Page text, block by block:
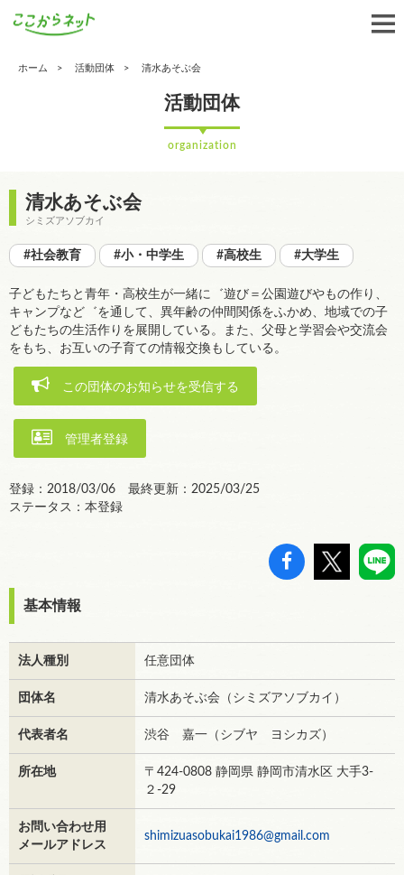
ホーム 活動団体 清水あそぶ会
活動団体
organization
清水あそぶ会
シミズアソブカイ
#社会教育 #小・中学生 #高校生 #大学生
子どもたちと青年・高校生が一緒に゛遊び＝公園遊びやもの作り、
キャンプなど゛を通して、異年齢の仲間関係をふかめ、地域での子
どもたちの生活作りを展開している。また、父母と学習会や交流会
をもち、お互いの子育ての情報交換もしている。
この団体のお知らせを受信する
管理者登録
登録：2018/03/06 最終更新：2025/03/25
ステータス：本登録
基本情報
法人種別 任意団体
団体名 清水あそぶ会（シミズアソブカイ）
代表者名 渋谷 嘉一（シブヤ ヨシカズ）
所在地
〒424-0808 静岡県 静岡市清水区 大手3-
２-29
お問い合わせ用
メールアドレス
shimizuasobukai1986@gmail.com